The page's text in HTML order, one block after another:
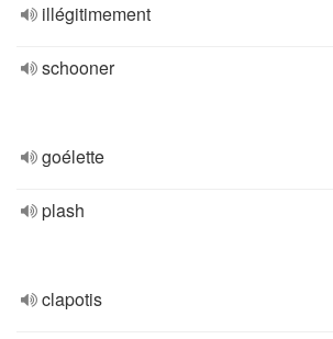
illégitimement
schooner
goélette
plash
clapotis